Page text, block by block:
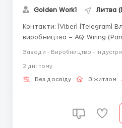
Golden Work1 Литва
Контакти: |Viber| |Telegram| Владислав
виробництва – AQ Wiring
Зарплата може зрости за
та премій...
Заводи - Виробництво -
2 днi тому
Без досвіду З житлом